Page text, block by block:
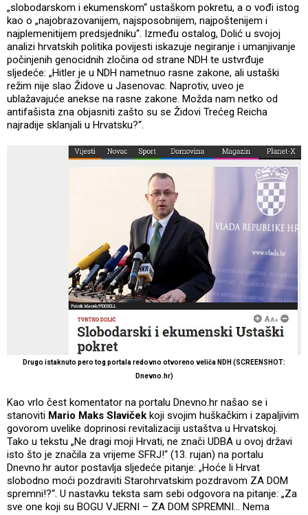
„slobodarskom i ekumenskom“ ustaškom pokretu, a o vođi istog
kao o „najobrazovanijem, najsposobnijem, najpoštenijem i
najplemenitijem predsjedniku“. Između ostalog, Dolić u svojoj
analizi hrvatskih politika povijesti iskazuje negiranje i umanjivanje
počinjenih genocidnih zločina od strane NDH te ustvrđuje
sljedeće: „Hitler je u NDH nametnuo rasne zakone, ali ustaški
režim nije slao Židove u Jasenovac. Naprotiv, uveo je
ublažavajuće anekse na rasne zakone. Možda nam netko od
antifašista zna objasniti zašto su se Židovi Trećeg Reicha
najradije sklanjali u Hrvatsku?“.
Drugo istaknuto pero tog portala redovno otvoreno veliča NDH (SCREENSHOT:
Dnevno.hr)
Kao vrlo čest komentator na portalu Dnevno.hr našao se i
stanoviti Mario Maks Slaviček koji svojim huškačkim i zapaljivim
govorom uvelike doprinosi revitalizaciji ustaštva u Hrvatskoj.
Tako u tekstu „Ne dragi moji Hrvati, ne znači UDBA u ovoj državi
isto što je značila za vrijeme SFRJ!“ (13. rujan) na portalu
Dnevno.hr autor postavlja sljedeće pitanje: „Hoće li Hrvat
slobodno moći pozdraviti Starohrvatskim pozdravom ZA DOM
spremni!?“. U nastavku teksta sam sebi odgovora na pitanje: „Za
sve one koji su BOGU VJERNI – ZA DOM SPREMNI… Nema